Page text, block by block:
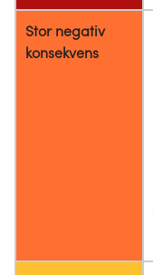
Stor negativ
konsekvens